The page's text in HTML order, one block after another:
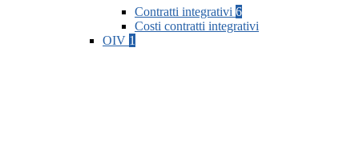
Contratti integrativi 6
Costi contratti integrativi
OIV 1